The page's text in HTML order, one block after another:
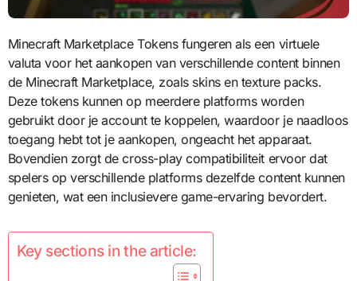
Minecraft Marketplace Tokens fungeren als een virtuele
valuta voor het aankopen van verschillende content binnen
de Minecraft Marketplace, zoals skins en texture packs.
Deze tokens kunnen op meerdere platforms worden
gebruikt door je account te koppelen, waardoor je naadloos
toegang hebt tot je aankopen, ongeacht het apparaat.
Bovendien zorgt de cross-play compatibiliteit ervoor dat
spelers op verschillende platforms dezelfde content kunnen
genieten, wat een inclusievere game-ervaring bevordert.
Key sections in the article: